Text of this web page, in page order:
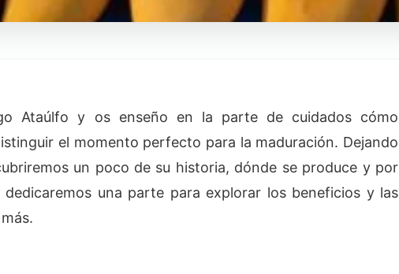
Ataúlfo y os enseño en la parte de cuidados cómo
el momento perfecto para la maduración. Dejando
un poco de su historia, dónde se produce y por
dedicaremos una parte para explorar los beneficios y las